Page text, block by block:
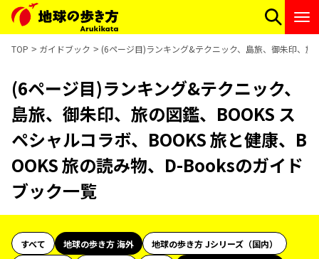
TOP ガイドブック (6ページ目)ランキング&テクニック、島旅、御朱印、
(6ページ目)ランキング&テクニック、
島旅、御朱印、旅の図鑑、BOOKS ス
ペシャルコラボ、BOOKS 旅と健康、B
OOKS 旅の読み物、D-Booksのガイド
ブック一覧
すべて 地球の歩き方 海外
地球の歩き方 Jシリーズ（国内）